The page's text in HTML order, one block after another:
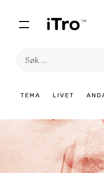
TEMA LIVET
Søk
innhold